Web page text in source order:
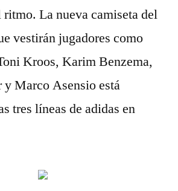
La nueva camiseta del
vestirán jugadores como
Kroos, Karim Benzema,
Marco Asensio está
tres líneas de adidas en